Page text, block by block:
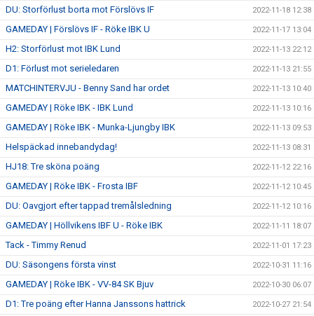
DU: Storförlust borta mot Förslövs IF 2022-11-18 12:38
GAMEDAY | Förslövs IF - Röke IBK U 2022-11-17 13:04
H2: Storförlust mot IBK Lund 2022-11-13 22:12
D1: Förlust mot serieledaren 2022-11-13 21:55
MATCHINTERVJU - Benny Sand har ordet 2022-11-13 10:40
GAMEDAY | Röke IBK - IBK Lund 2022-11-13 10:16
GAMEDAY | Röke IBK - Munka-Ljungby IBK 2022-11-13 09:53
Helspäckad innebandydag! 2022-11-13 08:31
HJ18: Tre sköna poäng 2022-11-12 22:16
GAMEDAY | Röke IBK - Frosta IBF 2022-11-12 10:45
DU: Oavgjort efter tappad tremålsledning 2022-11-12 10:16
GAMEDAY | Höllvikens IBF U - Röke IBK 2022-11-11 18:07
Tack - Timmy Renud 2022-11-01 17:23
DU: Säsongens första vinst 2022-10-31 11:16
GAMEDAY | Röke IBK - VV-84 SK Bjuv 2022-10-30 06:07
D1: Tre poäng efter Hanna Janssons hattrick 2022-10-27 21:54